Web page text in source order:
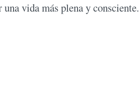
vida más plena y consciente.